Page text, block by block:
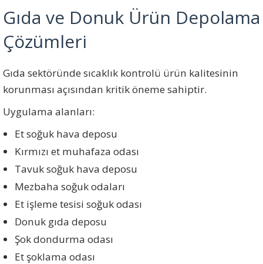
Gıda ve Donuk Ürün Depolama
Çözümleri
Gıda sektöründe sıcaklık kontrolü ürün kalitesinin
korunması açısından kritik öneme sahiptir.
Uygulama alanları:
Et soğuk hava deposu
Kırmızı et muhafaza odası
Tavuk soğuk hava deposu
Mezbaha soğuk odaları
Et işleme tesisi soğuk odası
Donuk gıda deposu
Şok dondurma odası
Et şoklama odası